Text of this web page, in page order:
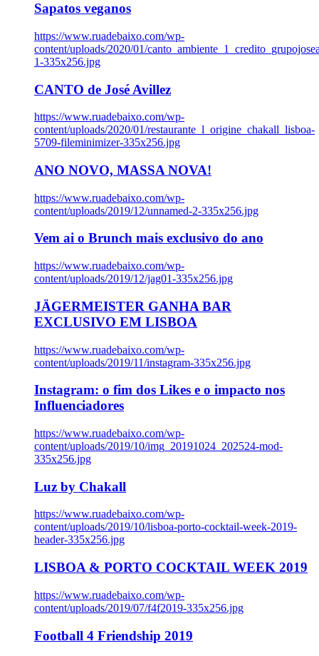
Sapatos veganos
https://www.ruadebaixo.com/wp-
content/uploads/2020/01/
1-335x256.jpg
CANTO de José Avillez
https://www.ruadebaixo.com/wp-
content/uploads/2020/01/restaurante_l_origine_chakall_lisboa-
5709-fileminimizer-335x256.jpg
ANO NOVO, MASSA NOVA!
https://www.ruadebaixo.com/wp-
content/uploads/2019/12/unnamed-2-335x256.jpg
Vem ai o Brunch mais exclusivo do ano
https://www.ruadebaixo.com/wp-
content/uploads/2019/12/jag01-335x256.jpg
JÄGERMEISTER GANHA BAR
EXCLUSIVO EM LISBOA
https://www.ruadebaixo.com/wp-
content/uploads/2019/11/instagram-335x256.jpg
Instagram: o fim dos Likes e o impacto nos
Influenciadores
https://www.ruadebaixo.com/wp-
content/uploads/2019/10/img_20191024_202524-mod-
335x256.jpg
Luz by Chakall
https://www.ruadebaixo.com/wp-
content/uploads/2019/10/lisboa-porto-cocktail-week-2019-
header-335x256.jpg
LISBOA & PORTO COCKTAIL WEEK 2019
https://www.ruadebaixo.com/wp-
content/uploads/2019/07/f4f2019-335x256.jpg
Football 4 Friendship 2019